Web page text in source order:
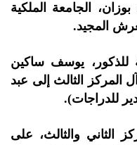
الجامعة الملكية
المجيد.
للذكور، يوسف ساكين
الثالث إلى عبد
للدراجات).
الثاني والثالث، على